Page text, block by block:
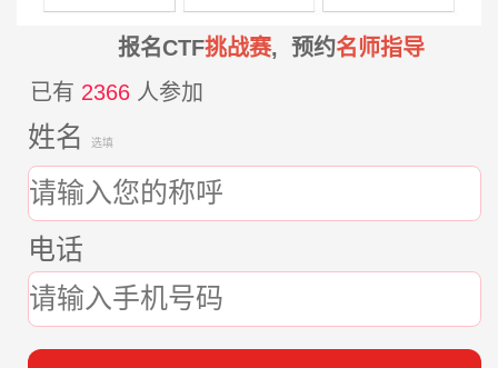
报名CTF挑战赛, 预约名师指导
已有 2366 人参加
姓名 选填
电话